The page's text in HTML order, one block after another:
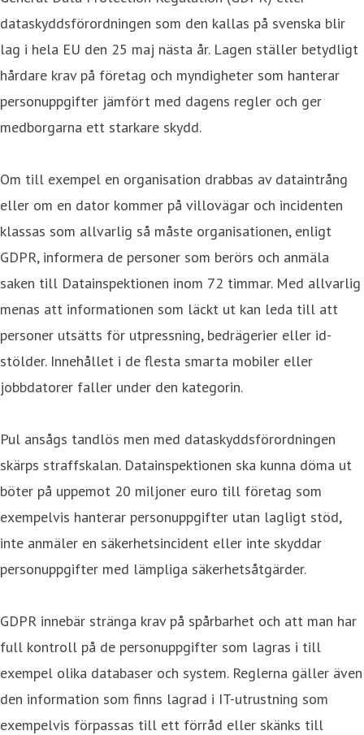
dataskyddsförordningen som den kallas på svenska blir
lag i hela EU den 25 maj nästa år. Lagen ställer betydligt
hårdare krav på företag och myndigheter som hanterar
personuppgifter jämfört med dagens regler och ger
medborgarna ett starkare skydd.
Om till exempel en organisation drabbas av dataintrång
eller om en dator kommer på villovägar och incidenten
klassas som allvarlig så måste organisationen, enligt
GDPR, informera de personer som berörs och anmäla
saken till Datainspektionen inom 72 timmar. Med allvarlig
menas att informationen som läckt ut kan leda till att
personer utsätts för utpressning, bedrägerier eller id-
stölder. Innehållet i de flesta smarta mobiler eller
jobbdatorer faller under den kategorin.
Pul ansågs tandlös men med dataskyddsförordningen
skärps straffskalan. Datainspektionen ska kunna döma ut
böter på uppemot 20 miljoner euro till företag som
exempelvis hanterar personuppgifter utan lagligt stöd,
inte anmäler en säkerhetsincident eller inte skyddar
personuppgifter med lämpliga säkerhetsåtgärder.
GDPR innebär stränga krav på spårbarhet och att man har
full kontroll på de personuppgifter som lagras i till
exempel olika databaser och system. Reglerna gäller även
den information som finns lagrad i IT-utrustning som
exempelvis förpassas till ett förråd eller skänks till